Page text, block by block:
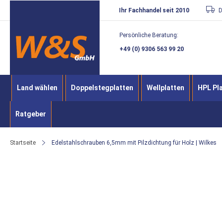
Direkt
zum
Inhalt
Ihr Fachhandel seit 2010
Persönliche Beratung:
+49 (0) 9306 563 99 20
Land wählen Doppelstegplatten Wellplatten HPL
Ratgeber
Startseite Edelstahlschrauben 6,5mm mit Pilzdichtung für Holz | Wilkes